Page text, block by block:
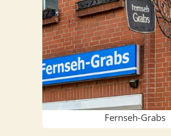
Fern­­seh-Grabs